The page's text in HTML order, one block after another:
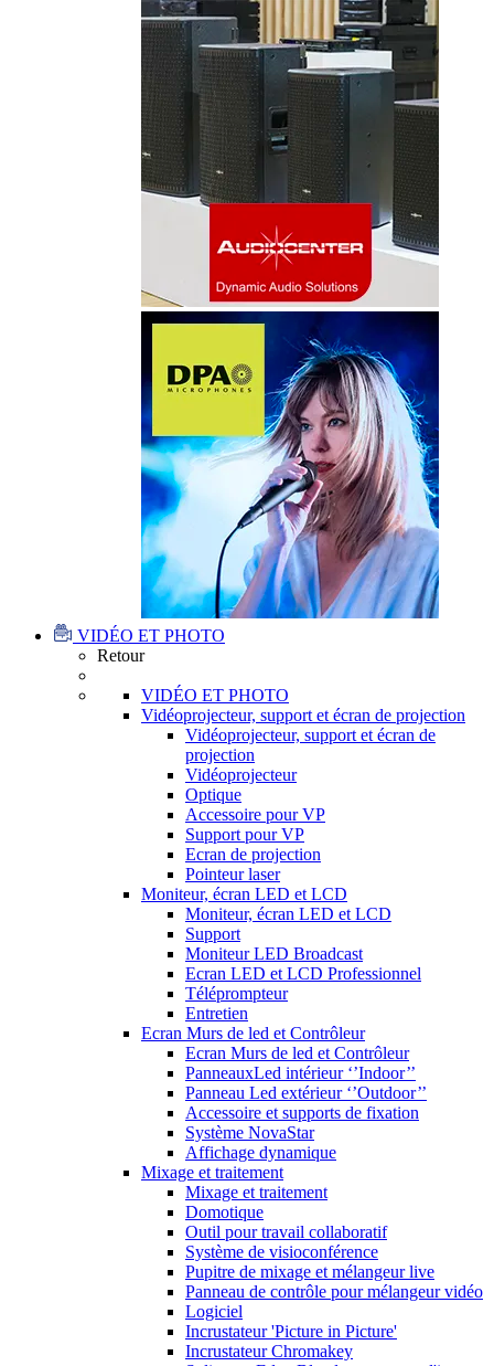
VIDÉO ET PHOTO
Retour
VIDÉO ET PHOTO
Vidéoprojecteur, support et écran de projection
Vidéoprojecteur, support et écran de
projection
Vidéoprojecteur
Optique
Accessoire pour VP
Support pour VP
Ecran de projection
Pointeur laser
Moniteur, écran LED et LCD
Moniteur, écran LED et LCD
Support
Moniteur LED Broadcast
Ecran LED et LCD Professionnel
Téléprompteur
Entretien
Ecran Murs de led et Contrôleur
Ecran Murs de led et Contrôleur
PanneauxLed intérieur ‘’Indoor’’
Panneau Led extérieur ‘’Outdoor’’
Accessoire et supports de fixation
Système NovaStar
Affichage dynamique
Mixage et traitement
Mixage et traitement
Domotique
Outil pour travail collaboratif
Système de visioconférence
Pupitre de mixage et mélangeur live
Panneau de contrôle pour mélangeur vidéo
Logiciel
Incrustateur 'Picture in Picture'
Incrustateur Chromakey